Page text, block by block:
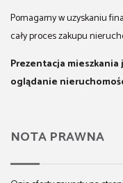
Pomagamy w uzyskaniu
cały proces zakupu
Prezentacja mieszkania
oglądanie
NOTA PRAWNA